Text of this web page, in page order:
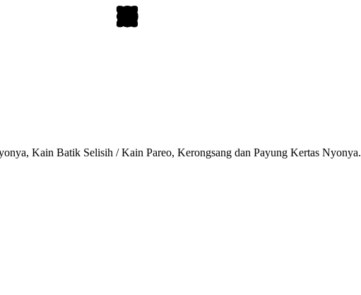
Kain Batik Selisih / Kain Pareo, Kerongsang dan Payung Kertas Nyonya.